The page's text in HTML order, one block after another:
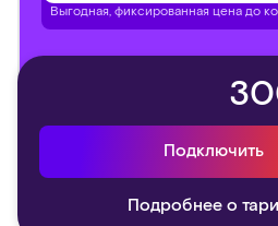
Выгодная, фиксированная цена до
Подключить
Подробнее о